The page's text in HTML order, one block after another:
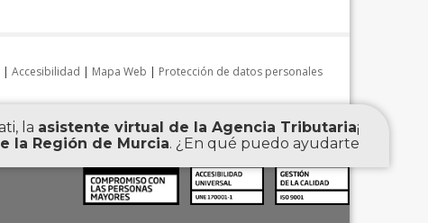
| Accesibilidad | Mapa Web | Protección de datos personales